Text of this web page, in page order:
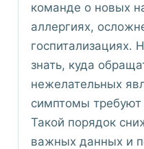
команде о новых
аллергиях,
госпитализациях.
знать, куда
нежелательных
симптомы
Такой порядок
важных данных и